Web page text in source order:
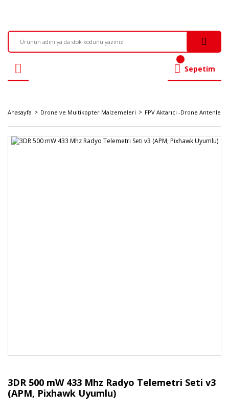
Sepetim
Anasayfa Drone ve Multikopter Malzemeleri FPV Aktarıcı -Drone Antenleri
3DR 500 mW 433 Mhz Radyo Telemetri Seti v3
(APM, Pixhawk Uyumlu)